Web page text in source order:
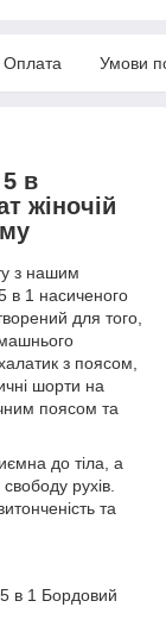
Оплата Умови
в
жіночій
з нашим
в 1 насиченого
для того,
з поясом,
шорти на
поясом та
до тіла, а
рухів.
та
в 1 Бордовий